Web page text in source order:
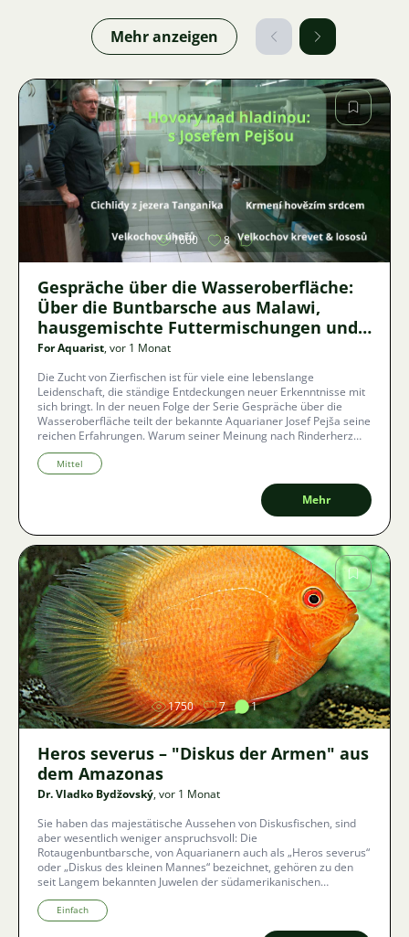
Mehr anzeigen
Bild
1660 8
Gespräche über die Wasseroberfläche:
Über die Buntbarsche aus Malawi,
hausgemischte Futtermischungen und
Lachs, der in Antibiotika „badet“
For Aquarist, vor 1 Monat
Die Zucht von Zierfischen ist für viele eine lebenslange
Leidenschaft, die ständige Entdeckungen neuer Erkenntnisse mit
sich bringt. In der neuen Folge der Serie Gespräche über die
Wasseroberfläche teilt der bekannte Aquarianer Josef Pejša seine
reichen Erfahrungen. Warum seiner Meinung nach Rinderherz
unbedingt auf dem Speiseplan der Fische stehen sollte, wie man
erfolgreich Buntbarsche aus dem Malawisee züchtet und was die
Schattenseite der kommerziellen Großzucht von Lachsen oder
Mittel
Mehr
Bild
1750 7 1
Heros severus – "Diskus der Armen" aus
dem Amazonas
Dr. Vladko Bydžovský, vor 1 Monat
Sie haben das majestätische Aussehen von Diskusfischen, sind
aber wesentlich weniger anspruchsvoll: Die
Rotaugenbuntbarsche, von Aquarianern auch als „Heros severus“
oder „Diskus des kleinen Mannes“ bezeichnet, gehören zu den
seit Langem bekannten Juwelen der südamerikanischen
Aquaristik. Was alles mit der Haltung und Zucht dieser
faszinierenden, neugierigen Riesen verbunden ist, wie man ein
Becken ohne das Risiko zerstörter Pflanzen einrichtet und welche
Einfach